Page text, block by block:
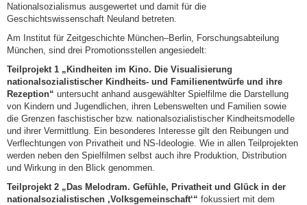
Nationalsozialismus ausgewertet und damit für die
Geschichtswissenschaft Neuland betreten.
Am Institut für Zeitgeschichte München–Berlin, Forschungsabteilung
München, sind drei Promotionsstellen angesiedelt:
Teilprojekt 1 „Kindheiten im Kino. Die Visualisierung
nationalsozialistischer Kindheits- und Familienentwürfe und ihre
Rezeption“ untersucht anhand ausgewählter Spielfilme die Darstellung
von Kindern und Jugendlichen, ihren Lebenswelten und Familien sowie
die Grenzen faschistischer bzw. nationalsozialistischer Kindheitsmodelle
und ihrer Vermittlung. Ein besonderes Interesse gilt den Reibungen und
Verflechtungen von Privatheit und NS-Ideologie. Wie in allen Teilprojekten
werden neben den Spielfilmen selbst auch ihre Produktion, Distribution
und Wirkung in den Blick genommen.
Teilprojekt 2 „Das Melodram. Gefühle, Privatheit und Glück in der
nationalsozialistischen ‚Volksgemeinschaft‘“ fokussiert mit dem